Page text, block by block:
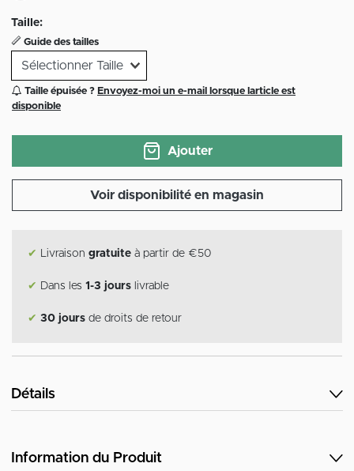
Taille:
Guide des tailles
Taille épuisée ? Envoyez-moi un e-mail lorsque larticle est
disponible
Ajouter
Voir disponibilité en magasin
✔ Livraison gratuite à partir de €50
✔ Dans les 1-3 jours livrable
✔ 30 jours de droits de retour
Détails
Information du Produit